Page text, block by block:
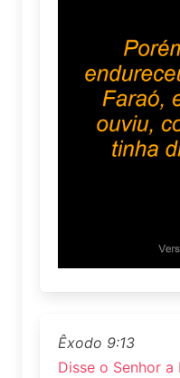
Êxodo 9:13
Disse o Senhor